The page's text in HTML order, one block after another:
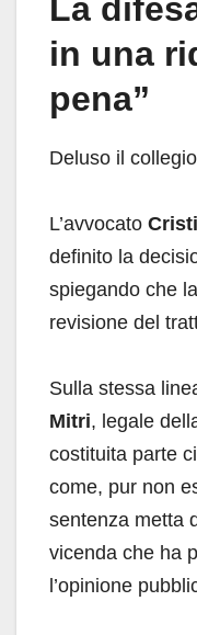
La
in una
pena”
Deluso il
L’avvocato
definito la
spiegando che
revisione del
Sulla stessa
Mitri, legale
costituita parte
come, pur non
sentenza metta
vicenda che ha
l’opinione